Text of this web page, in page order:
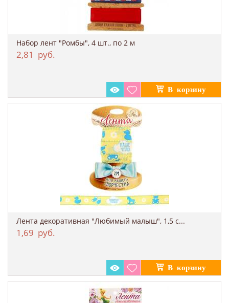
Набор лент "Ромбы", 4 шт., по 2 м
2,81 руб.
Лента декоративная "Любимый малыш", 1,5 с...
1,69 руб.